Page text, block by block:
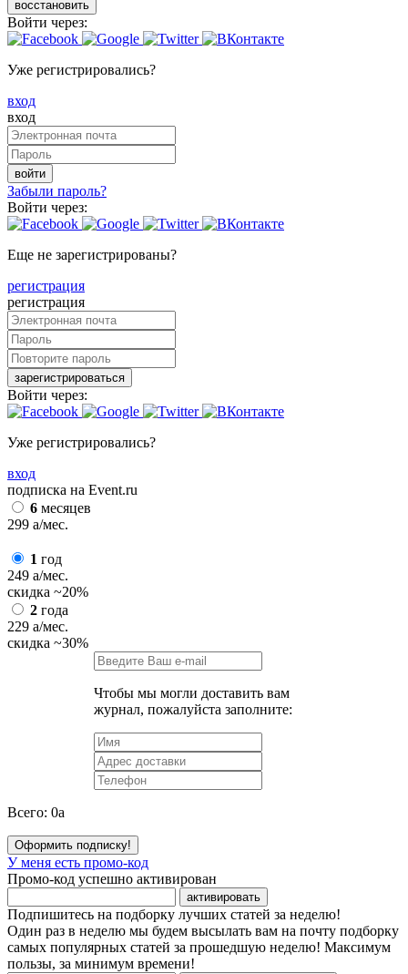
восстановить
Войти через:
Уже регистрировались?
вход
вход
войти
Забыли пароль?
Войти через:
Еще не зарегистрированы?
регистрация
регистрация
зарегистрироваться
Войти через:
Уже регистрировались?
вход
подписка на Event.ru
6 месяцев
299 a/мес.
1 год
249 a/мес.
скидка ~20%
2 года
229 a/мес.
скидка ~30%
Чтобы мы могли доставить вам
журнал, пожалуйста заполните:
Всего: 0a
Оформить подписку!
У меня есть промо-код
Промо-код успешно активирован
активировать
Подпишитесь на подборку лучших статей за неделю!
Один раз в неделю мы будем высылать вам на почту подборку
самых популярных статей за прошедшую неделю! Максимум
пользы, за минимум времени!